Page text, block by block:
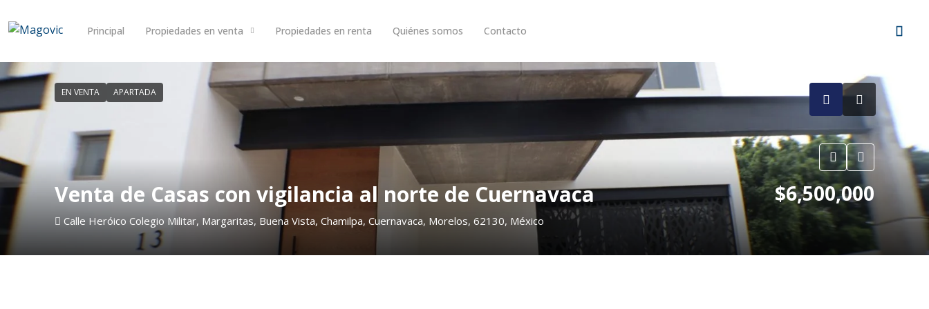
Principal Propiedades en venta Propiedades en renta Quiénes somos Contacto
EN VENTA APARTADA
Venta de Casas con vigilancia al norte de Cuernavaca
Calle Heróico Colegio Militar, Margaritas, Buena Vista, Chamilpa, Cuernavaca, Morelos, 62130, México
$6,500,000